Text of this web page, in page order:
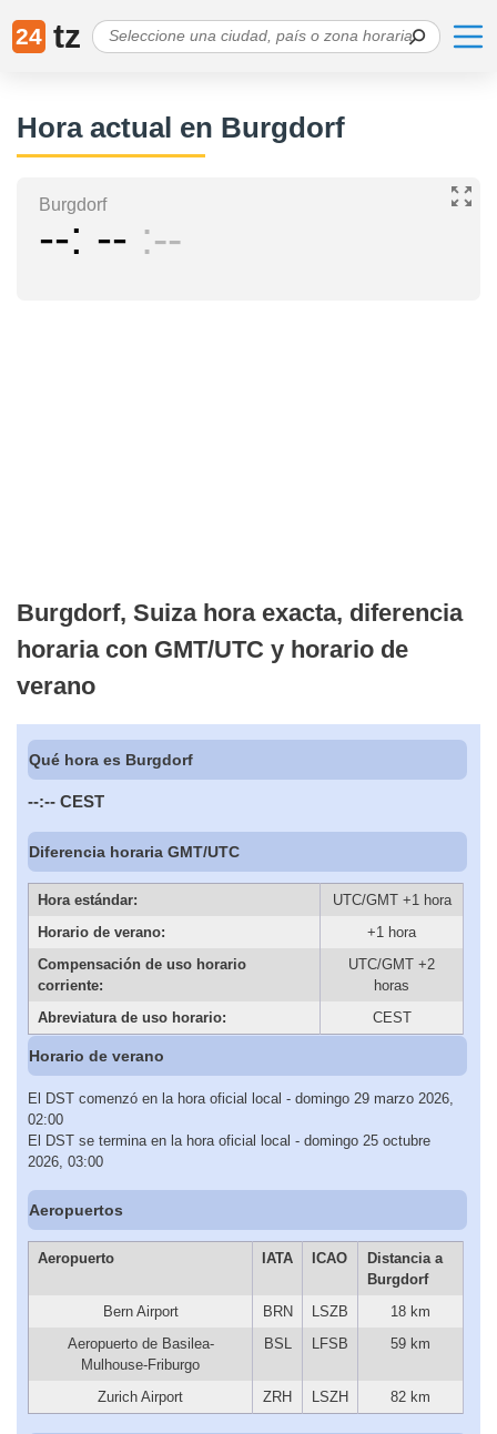
24 tz
Hora actual en Burgdorf
Burgdorf
-- -- --
Burgdorf, Suiza hora exacta, diferencia
horaria con GMT/UTC y horario de
verano
Qué hora es Burgdorf
--:-- CEST
Diferencia horaria GMT/UTC
Hora estándar:
UTC/GMT +1 hora
Horario de verano:
+1 hora
Compensación de uso horario
corriente:
UTC/GMT +2
horas
Abreviatura de uso horario:
CEST
Horario de verano
El DST comenzó en la hora oficial local - domingo 29 marzo 2026,
02:00
El DST se termina en la hora oficial local - domingo 25 octubre
2026, 03:00
Aeropuertos
Aeropuerto IATA ICAO
Distancia a
Burgdorf
Bern Airport
BRN LSZB
18 km
Aeropuerto de Basilea-
Mulhouse-Friburgo
BSL LFSB 59 km
Zurich Airport ZRH LSZH 82 km